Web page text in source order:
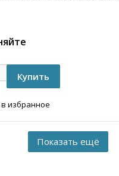
избранное